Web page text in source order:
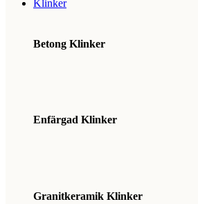
Klinker
Betong Klinker
Enfärgad Klinker
Granitkeramik Klinker